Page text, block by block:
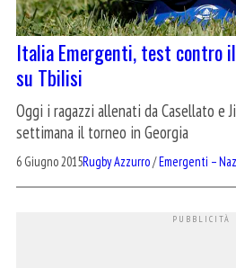
Italia Emergenti, test contro
su Tbilisi
Oggi i ragazzi allenati da Casellato e
settimana il torneo in Georgia
6 Giugno 2015Rugby Azzurro/Emergenti –